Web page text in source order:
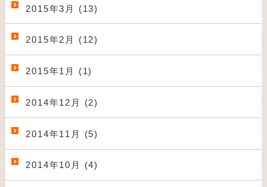
2015年3月 (13)
2015年2月 (12)
2015年1月 (1)
2014年12月 (2)
2014年11月 (5)
2014年10月 (4)